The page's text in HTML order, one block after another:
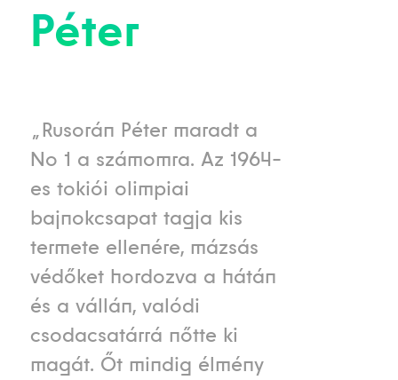
Péter
„Rusorán Péter maradt a
No 1 a számomra. Az 1964-
es tokiói olimpiai
bajnokcsapat tagja kis
termete ellenére, mázsás
védőket hordozva a hátán
és a vállán, valódi
csodacsatárrá nőtte ki
magát. Őt mindig élmény